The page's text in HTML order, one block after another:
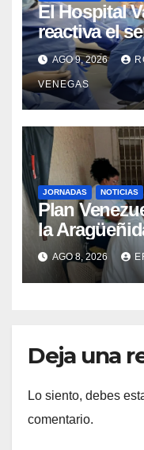
El Hospital
reactiva el
Retrógrada
beneficiar a
AGO 9, 2026
VENEGAS
JORNADAS NOTICIAS
Plan
la
atención
Aragua
AGO 8, 2026
Deja una
Lo siento, debes
comentario.